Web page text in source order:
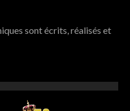
sont écrits, réalisés et